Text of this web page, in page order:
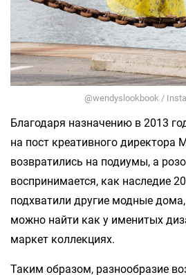
@wendyslookbook /
Благодаря назначению в 2013
на пост креативного директора
возвратились на подиумы, а
воспринимается, как наследие
подхватили другие модные
можно найти как у именитых
маркет коллекциях.
Таким образом, разнообразие